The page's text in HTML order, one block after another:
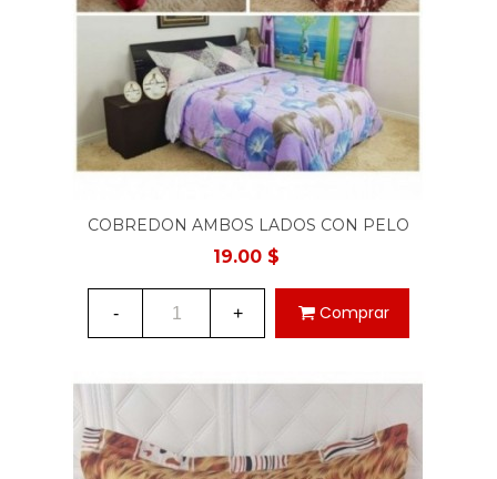
COBREDON AMBOS LADOS CON PELO
2X2.30
19.00 $
- + Comprar